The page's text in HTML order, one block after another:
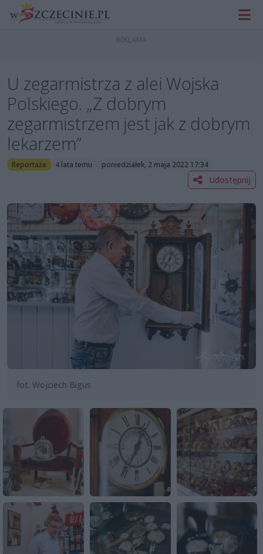
U zegarmistrza z alei Wojska
Polskiego. „Z dobrym
zegarmistrzem jest jak z dobrym
lekarzem”
Reportaże 4 lata temu poniedziałek, 2 maja 2022 17:34
Udostępnij
fot. Wojciech Bigus